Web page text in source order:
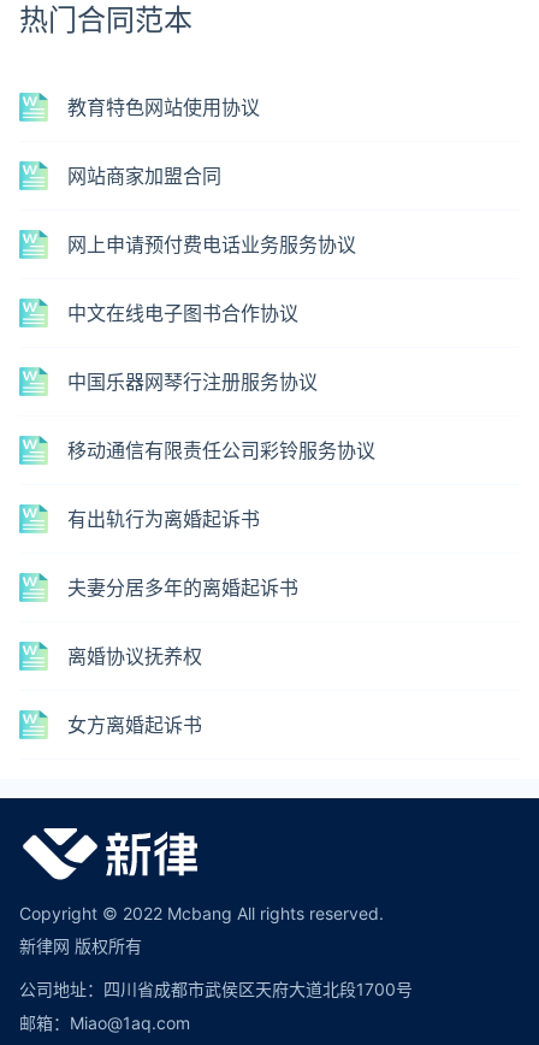
热门合同范本
教育特色网站使用协议
网站商家加盟合同
网上申请预付费电话业务服务协议
中文在线电子图书合作协议
中国乐器网琴行注册服务协议
移动通信有限责任公司彩铃服务协议
有出轨行为离婚起诉书
夫妻分居多年的离婚起诉书
离婚协议抚养权
女方离婚起诉书
Copyright © 2022 Mcbang All rights reserved.
新律网 版权所有
公司地址：四川省成都市武侯区天府大道北段1700号
邮箱：Miao@1aq.com